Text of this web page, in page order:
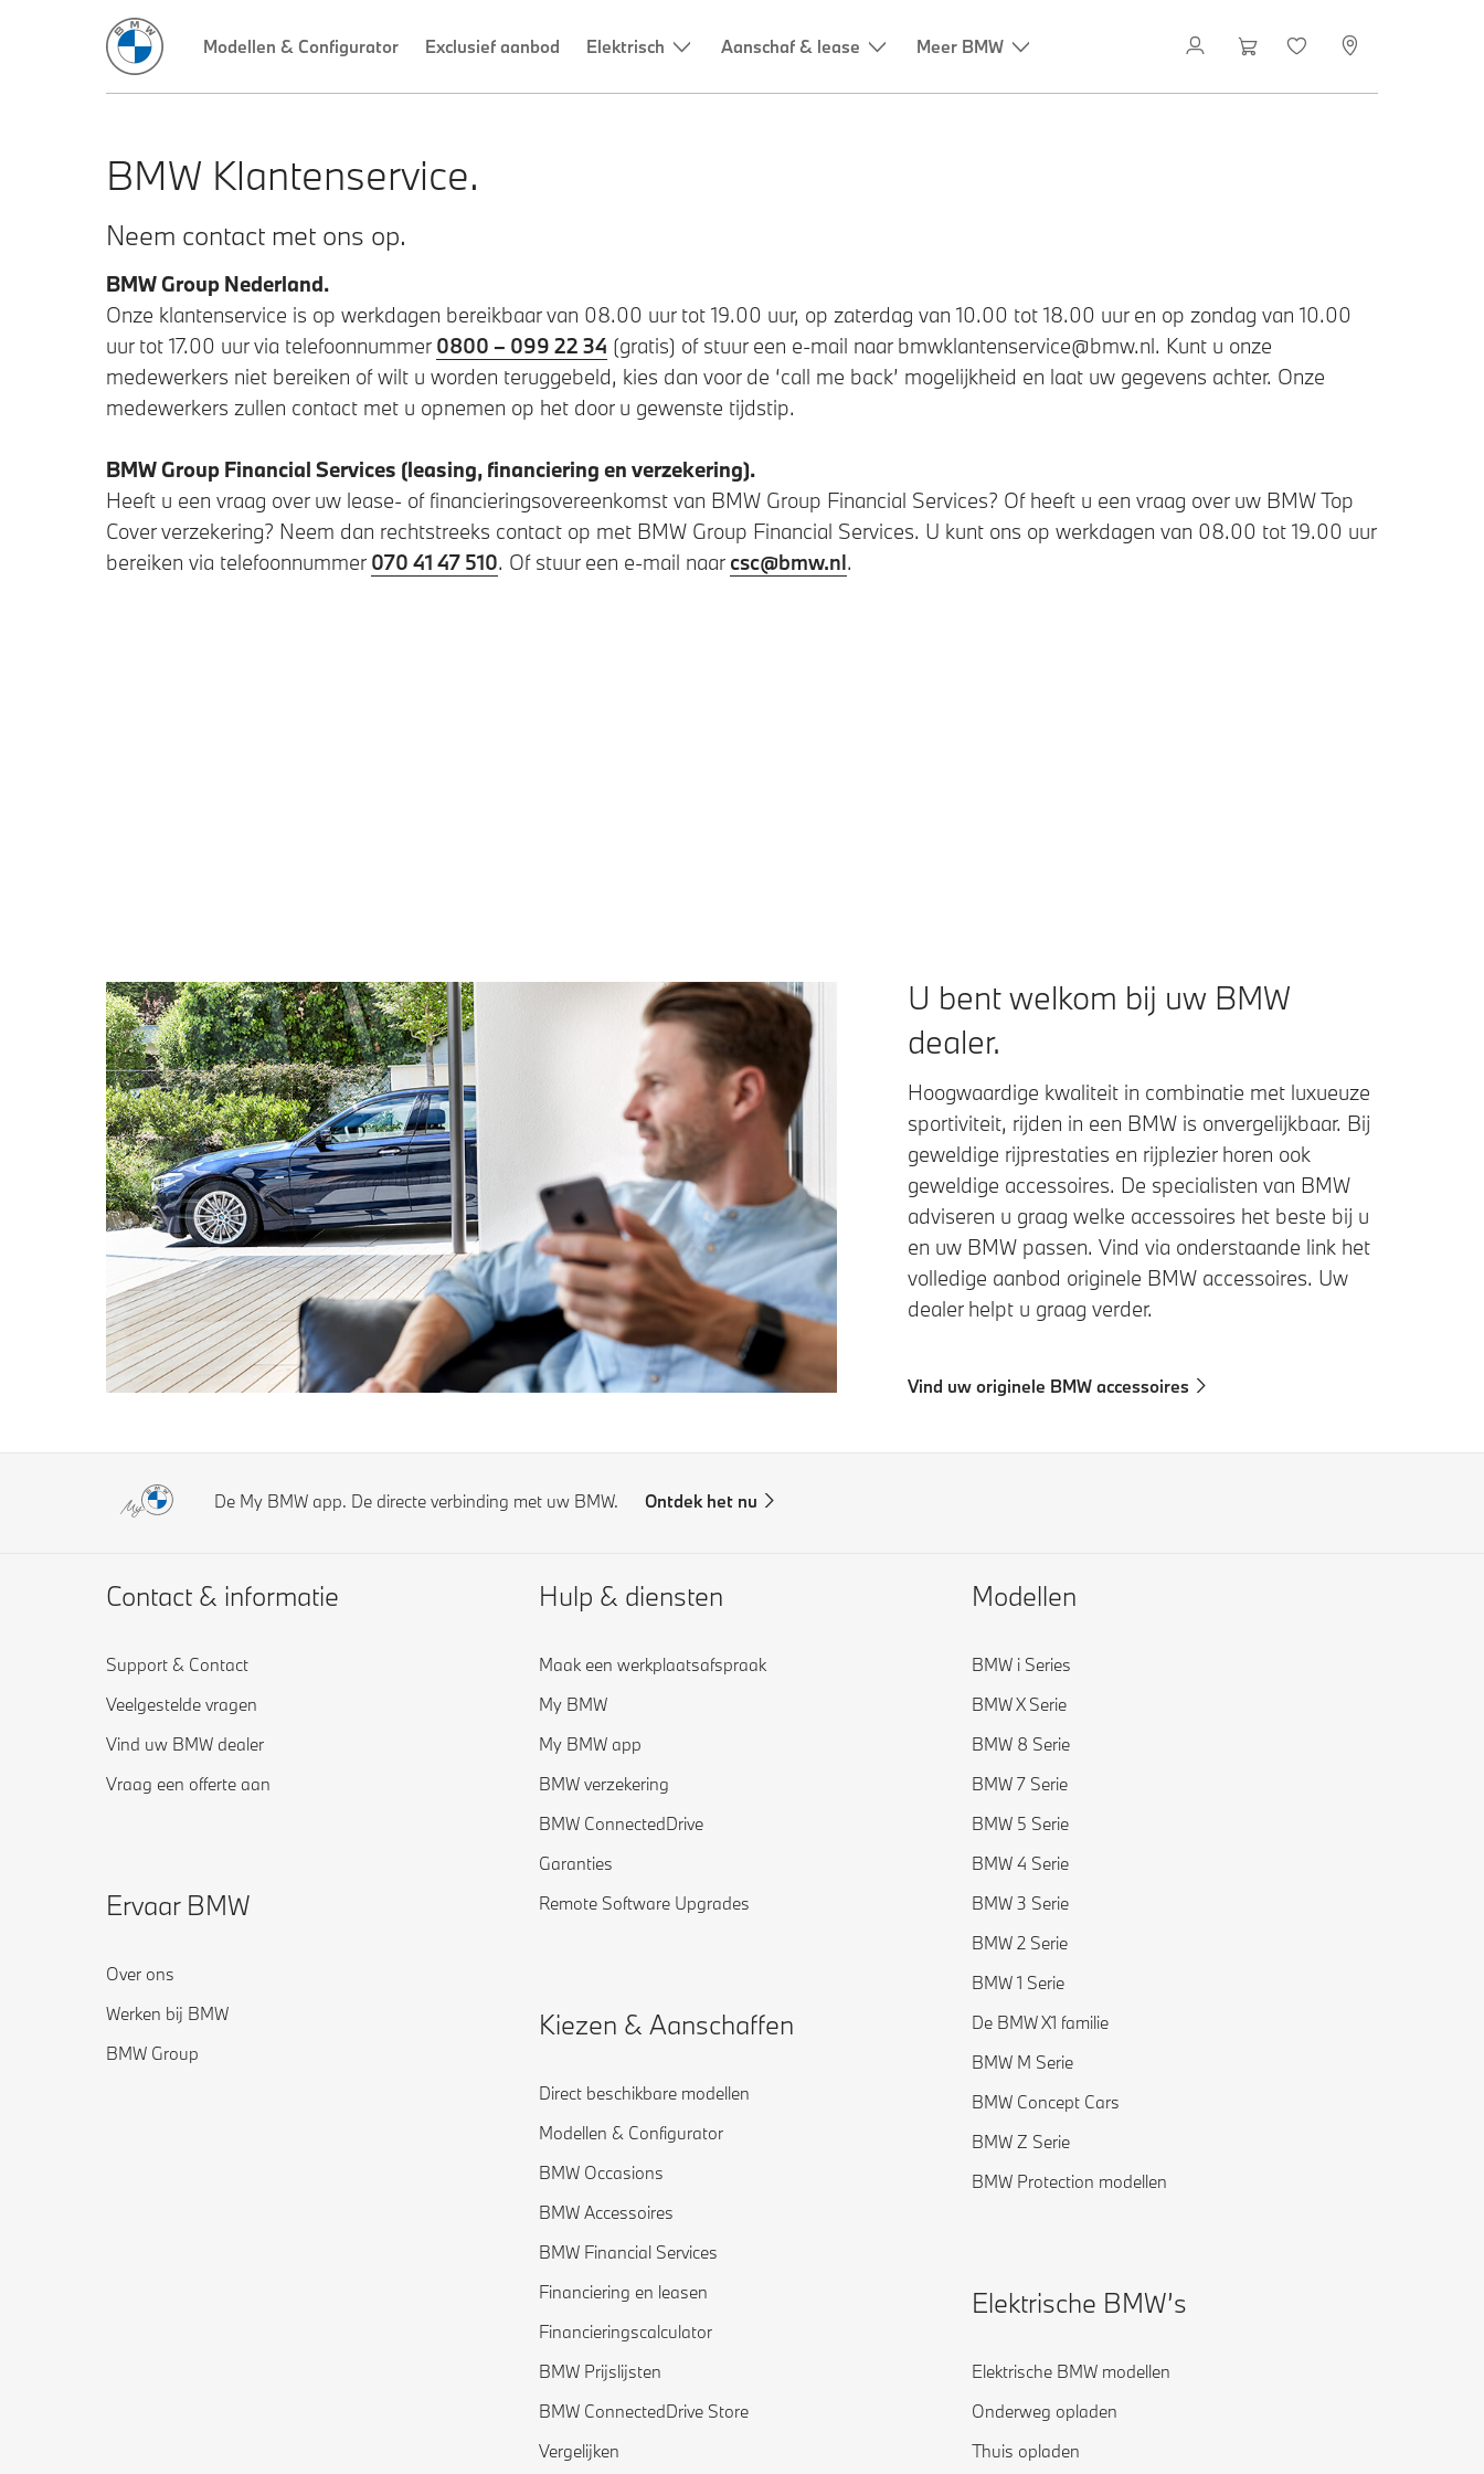
Modellen & Configurator Exclusief aanbod Elektrisch Aanschaf & lease Meer BMW
BMW Klantenservice.
Neem contact met ons op.
BMW Group Nederland.
Onze klantenservice is op werkdagen bereikbaar van 08.00 uur tot 19.00 uur, op zaterdag van 10.00 tot 18.00 uur en op zondag van 10.00
uur tot 17.00 uur via telefoonnummer 0800 – 099 22 34 (gratis) of stuur een e-mail naar bmwklantenservice@bmw.nl. Kunt u onze
medewerkers niet bereiken of wilt u worden teruggebeld, kies dan voor de ‘call me back’ mogelijkheid en laat uw gegevens achter. Onze
medewerkers zullen contact met u opnemen op het door u gewenste tijdstip.
BMW Group Financial Services (leasing, financiering en verzekering).
Heeft u een vraag over uw lease- of financieringsovereenkomst van BMW Group Financial Services? Of heeft u een vraag over uw BMW Top
Cover verzekering? Neem dan rechtstreeks contact op met BMW Group Financial Services. U kunt ons op werkdagen van 08.00 tot 19.00 uur
bereiken via telefoonnummer 070 41 47 510. Of stuur een e-mail naar csc@bmw.nl.
U bent welkom bij uw BMW
dealer.
Hoogwaardige kwaliteit in combinatie met luxueuze
sportiviteit, rijden in een BMW is onvergelijkbaar. Bij
geweldige rijprestaties en rijplezier horen ook
geweldige accessoires. De specialisten van BMW
adviseren u graag welke accessoires het beste bij u
en uw BMW passen. Vind via onderstaande link het
volledige aanbod originele BMW accessoires. Uw
dealer helpt u graag verder.
Vind uw originele BMW accessoires
De My BMW app. De directe verbinding met uw BMW. Ontdek het nu
Contact & informatie
Support & Contact
Veelgestelde vragen
Vind uw BMW dealer
Vraag een offerte aan
Ervaar BMW
Over ons
Werken bij BMW
BMW Group
Hulp & diensten
Maak een werkplaatsafspraak
My BMW
My BMW app
BMW verzekering
BMW ConnectedDrive
Garanties
Remote Software Upgrades
Kiezen & Aanschaffen
Direct beschikbare modellen
Modellen & Configurator
BMW Occasions
BMW Accessoires
BMW Financial Services
Financiering en leasen
Financieringscalculator
BMW Prijslijsten
BMW ConnectedDrive Store
Vergelijken
Modellen
BMW i Series
BMW X Serie
BMW 8 Serie
BMW 7 Serie
BMW 5 Serie
BMW 4 Serie
BMW 3 Serie
BMW 2 Serie
BMW 1 Serie
De BMW X1 familie
BMW M Serie
BMW Concept Cars
BMW Z Serie
BMW Protection modellen
Elektrische BMW’s
Elektrische BMW modellen
Onderweg opladen
Thuis opladen